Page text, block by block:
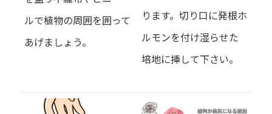
ルで植物の周囲を囲って
あげましょう。
ります。切り口に発根ホ
ルモンを付け湿らせた
培地に挿して下さい。